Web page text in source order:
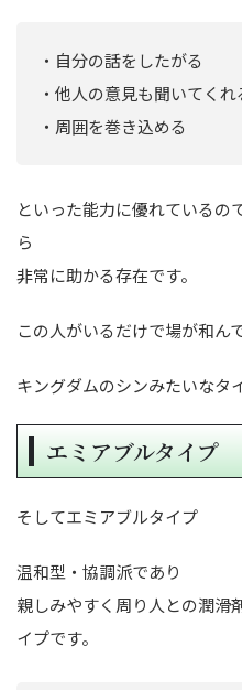
・自分の話をしたがる
・他人の意見も聞いてくれ
・周囲を巻き込める
といった能力に優れているの
ら
非常に助かる存在です。
この人がいるだけで場が和ん
キングダムのシンみたいなタ
エミアブルタイプ
そしてエミアブルタイプ
温和型・協調派であり
親しみやすく周り人との潤滑
イプです。